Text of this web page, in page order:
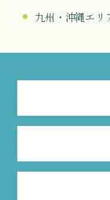
九州・沖縄エリ